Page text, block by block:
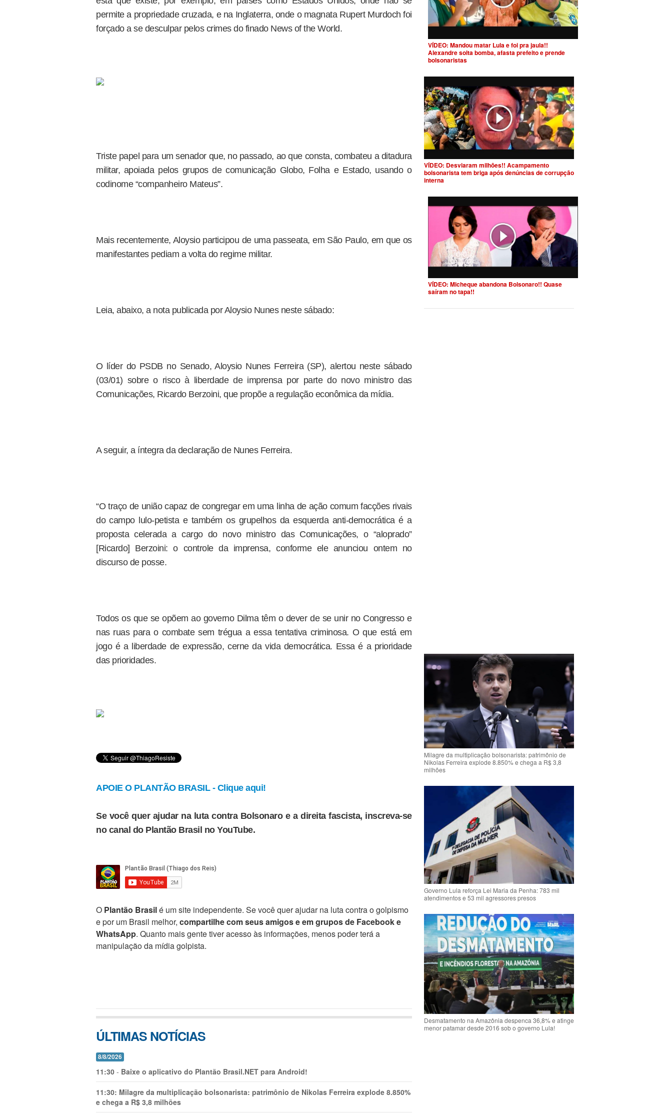
permite a propriedade cruzada, e na Inglaterra, onde o magnata Rupert Murdoch foi
forçado a se desculpar pelos crimes do finado News of the World.
Triste papel para um senador que, no passado, ao que consta, combateu a ditadura
militar, apoiada pelos grupos de comunicação Globo, Folha e Estado, usando o
codinome “companheiro Mateus”.
Mais recentemente, Aloysio participou de uma passeata, em São Paulo, em que os
manifestantes pediam a volta do regime militar.
Leia, abaixo, a nota publicada por Aloysio Nunes neste sábado:
O líder do PSDB no Senado, Aloysio Nunes Ferreira (SP), alertou neste sábado
(03/01) sobre o risco à liberdade de imprensa por parte do novo ministro das
Comunicações, Ricardo Berzoini, que propõe a regulação econômica da mídia.
A seguir, a íntegra da declaração de Nunes Ferreira.
“O traço de união capaz de congregar em uma linha de ação comum facções rivais
do campo lulo-petista e também os grupelhos da esquerda anti-democrática é a
proposta celerada a cargo do novo ministro das Comunicações, o “aloprado”
[Ricardo] Berzoini: o controle da imprensa, conforme ele anunciou ontem no
discurso de posse.
Todos os que se opõem ao governo Dilma têm o dever de se unir no Congresso e
nas ruas para o combate sem trégua a essa tentativa criminosa. O que está em
jogo é a liberdade de expressão, cerne da vida democrática. Essa é a prioridade
das prioridades.
APOIE O PLANTÃO BRASIL - Clique aqui!
Se você quer ajudar na luta contra Bolsonaro e a direita fascista, inscreva-se
no canal do Plantão Brasil no YouTube.
O Plantão Brasilé um site independente. Se você quer ajudar na luta contra o golpismo
e por um Brasil melhor, compartilhe com seus amigos e em grupos de Facebook e
WhatsApp. Quanto mais gente tiver acesso às informações, menos poder terá a
manipulação da mídia golpista.
ÚLTIMAS NOTÍCIAS
8/8/2026
11:30 - Baixe o aplicativo do Plantão Brasil.NET para Android!
11:30: Milagre da multiplicação bolsonarista: patrimônio de Nikolas Ferreira explode 8.850%
e chega a R$ 3,8 milhões
VÍDEO: Mandou matar Lula e foi pra jaula!!
Alexandre solta bomba, afasta prefeito e prende
bolsonaristas
VÍDEO: Desviaram milhões!! Acampamento
bolsonarista tem briga após denúncias de corrupção
interna
VÍDEO: Micheque abandona Bolsonaro!! Quase
saíram no tapa!!
Milagre da multiplicação bolsonarista: patrimônio de
Nikolas Ferreira explode 8.850% e chega a R$ 3,8
milhões
Governo Lula reforça Lei Maria da Penha: 783 mil
atendimentos e 53 mil agressores presos
Desmatamento na Amazônia despenca 36,8% e atinge
menor patamar desde 2016 sob o governo Lula!